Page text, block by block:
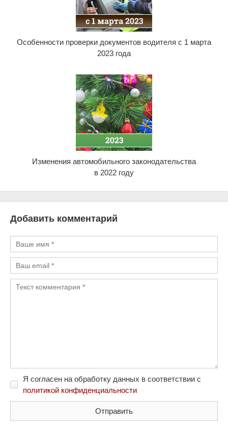
Особенности проверки документов водителя с 1 марта
2023 года
Изменения автомобильного законодательства
в 2022 году
Добавить комментарий
Я согласен на обработку данных в соответствии с
политикой конфиденциальности